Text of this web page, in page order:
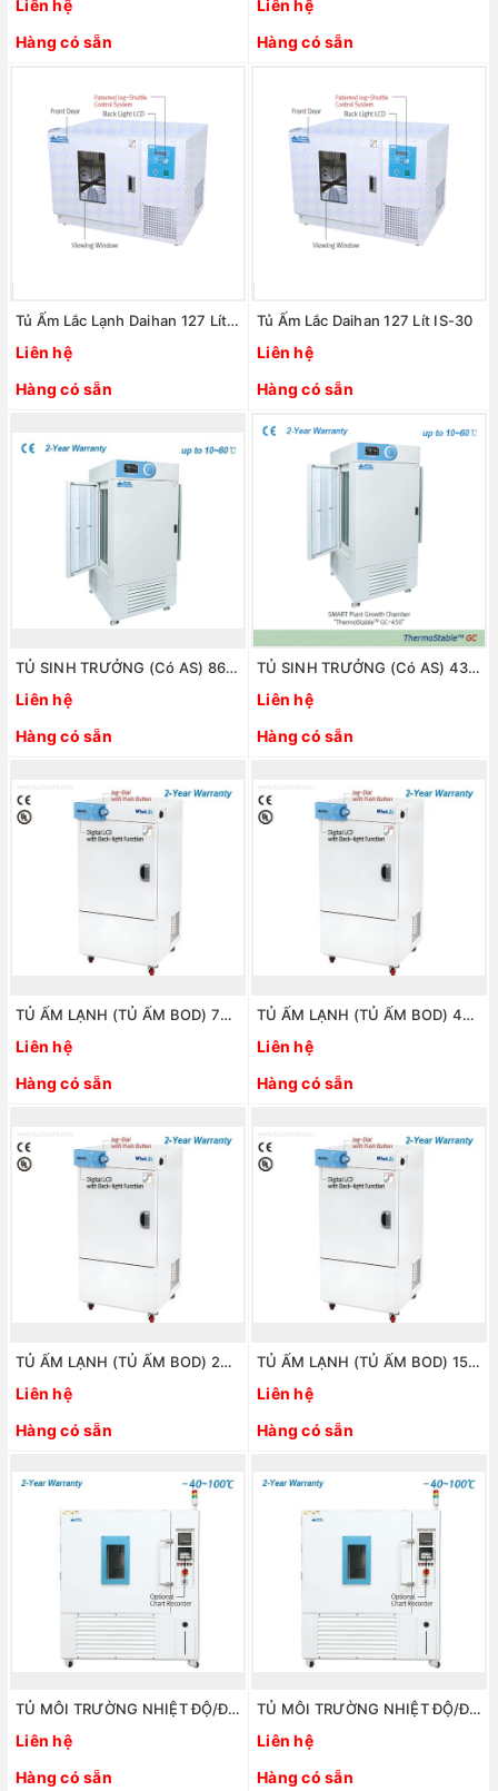
Liên hệ
Hàng có sẵn
Liên hệ
Hàng có sẵn
Tủ Ấm Lắc Lạnh Daihan 127 Lít IS-30R
Liên hệ
Hàng có sẵn
Tủ Ấm Lắc Daihan 127 Lít IS-30
Liên hệ
Hàng có sẵn
TỦ SINH TRƯỞNG (Có AS) 864 LÍT. MODEL: GC-1000. HÃNG: DAIHAN/HÀN QUỐC
Liên hệ
Hàng có sẵn
TỦ SINH TRƯỞNG (Có AS) 432 LÍT. MODEL: ThermoStable GC-450. HÃNG: DAIHAN/HÀN QUỐC
Liên hệ
Hàng có sẵn
TỦ ẤM LẠNH (TỦ ẤM BOD) 700 LÍT. MODEL: ThermoStable IR-700. HÃNG: DAIHAN/HÀN QUỐC
Liên hệ
Hàng có sẵn
TỦ ẤM LẠNH (TỦ ẤM BOD) 420 LÍT. MODEL: ThermoStable IR-420. HÃNG: DAIHAN/HÀN QUỐC
Liên hệ
Hàng có sẵn
TỦ ẤM LẠNH (TỦ ẤM BOD) 250 LÍT. MODEL: ThermoStable IR-250. HÃNG: DAIHAN/HÀN QUỐC
Liên hệ
Hàng có sẵn
TỦ ẤM LẠNH (TỦ ẤM BOD) 150 LÍT. MODEL: ThermoStable IR-150. HÃNG: DAIHAN/HÀN QUỐC
Liên hệ
Hàng có sẵn
TỦ MÔI TRƯỜNG NHIỆT ĐỘ/ĐỘ ẨM 800 LÍT. THC-800 HÃNG: DAIHAN/HÀN QUỐC
Liên hệ
Hàng có sẵn
TỦ MÔI TRƯỜNG NHIỆT ĐỘ/ĐỘ ẨM 400 LÍT. THC-400 HÃNG: DAIHAN/HÀN QUỐC
Liên hệ
Hàng có sẵn